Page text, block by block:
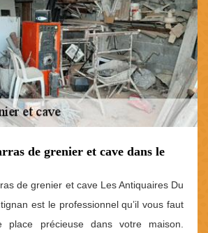
de grenier et cave dans le
de grenier et cave Les Antiquaires Du
est le professionnel qu’il vous faut
place précieuse dans votre maison.